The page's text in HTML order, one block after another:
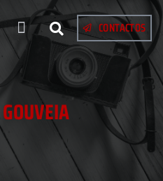
CONTACTOS
GOUVEIA